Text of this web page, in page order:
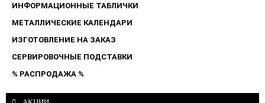
ИНФОРМАЦИОННЫЕ ТАБЛИЧКИ
МЕТАЛЛИЧЕСКИЕ КАЛЕНДАРИ
ИЗГОТОВЛЕНИЕ НА ЗАКАЗ
СЕРВИРОВОЧНЫЕ ПОДСТАВКИ
% РАСПРОДАЖА %